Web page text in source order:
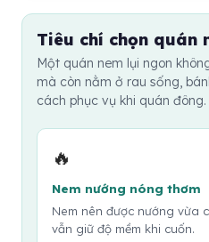
ăn thoải mái hơn.
nem, đồ chua và chấm
đủ vị. Nếu ăn nhạt, hãy
khẩu vị.
bò lá lốt. Buổi trưa vẫn ăn
bạn nên chọn quán thoáng
quán nổi tiếng thường đông
gần khu trung tâm và Chợ
lâu, bạn nên đi sớm hơn giờ
vừa đủ ngay khi ngồi vào
Tiêu chí chọn quán
Một quán nem lụi ngon
mà còn nằm ở rau sống,
cách phục vụ khi quán đông.
🔥
Nem nướng nóng thơm
Nem nên được nướng vừa
vẫn giữ độ mềm khi cuốn.